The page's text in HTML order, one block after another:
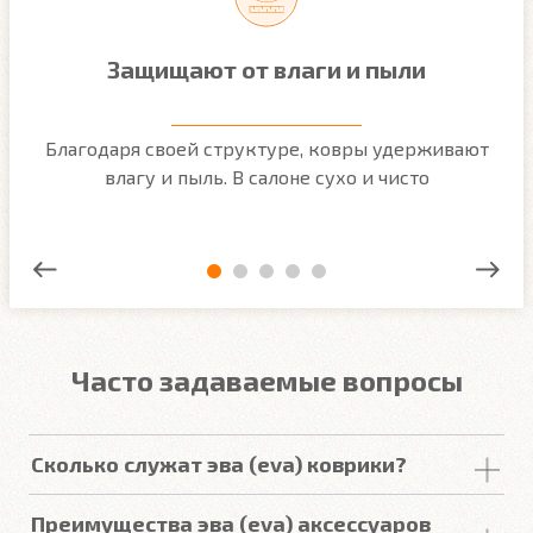
Защищают от влаги и пыли
Благодаря своей структуре, ковры удерживают
влагу и пыль. В салоне сухо и чисто
Часто задаваемые вопросы
Сколько служат эва (eva) коврики?
Преимущества эва (eva) аксессуаров